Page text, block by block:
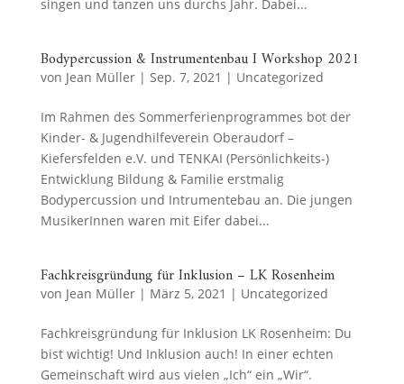
singen und tanzen uns durchs Jahr. Dabei...
Bodypercussion & Instrumentenbau I Workshop 2021
von Jean Müller| Sep. 7, 2021 | Uncategorized
Im Rahmen des Sommerferienprogrammes bot der
Kinder- & Jugendhilfeverein Oberaudorf –
Kiefersfelden e.V. und TENKAI (Persönlichkeits-)
Entwicklung Bildung & Familie erstmalig
Bodypercussion und Intrumentebau an. Die jungen
MusikerInnen waren mit Eifer dabei...
Fachkreisgründung für Inklusion – LK Rosenheim
von Jean Müller| März 5, 2021 | Uncategorized
Fachkreisgründung für Inklusion LK Rosenheim: Du
bist wichtig! Und Inklusion auch! In einer echten
Gemeinschaft wird aus vielen „Ich“ ein „Wir“.